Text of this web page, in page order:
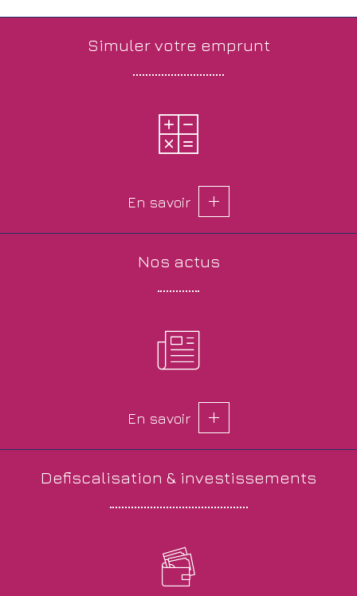
simuler votre emprunt
En savoir
nos actus
En savoir
defiscalisation & investissements